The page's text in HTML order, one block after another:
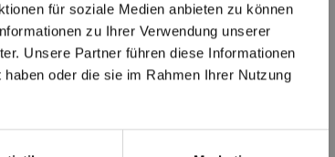
für soziale Medien anbieten zu können
zu Ihrer Verwendung unserer
Unsere Partner führen diese Informationen
oder die sie im Rahmen Ihrer Nutzung